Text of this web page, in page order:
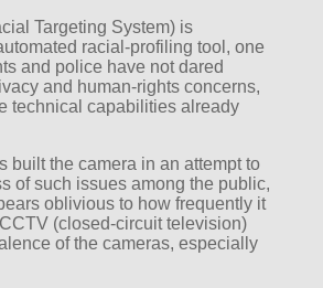
Targeting System) is
racial-profiling tool, one
and police have not dared
and human-rights concerns,
technical capabilities already
built the camera in an attempt to
of such issues among the public,
oblivious to how frequently it
(closed-circuit television)
of the cameras, especially